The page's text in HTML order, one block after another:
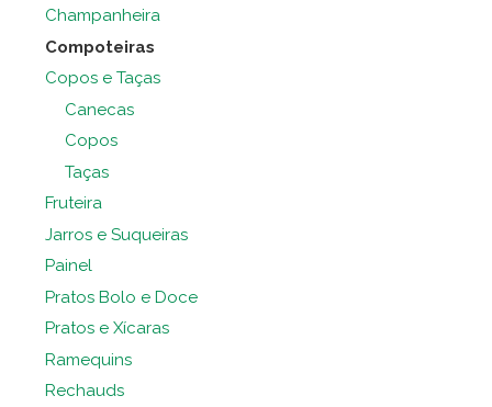
Champanheira
Compoteiras
Copos e Taças
Canecas
Copos
Taças
Fruteira
Jarros e Suqueiras
Painel
Pratos Bolo e Doce
Pratos e Xícaras
Ramequins
Rechauds